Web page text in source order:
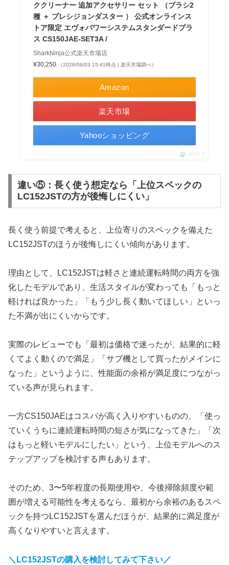
ククリーナー 追加アクセサリー セット （ブラシ2
種 ＋ プレシジョンダスター ） 公式オンラインス
トア限定 エヴォパワーシステムスタンダードプラ
ス CS150JAE-SET3A /
SharkNinja公式楽天市場店
¥30,250
（2026/08/03 15:41時点 | 楽天市場調べ）
Amazon
楽天市場
Yahooショッピング
ポチップ
違い⑤：長く使う想定なら「上位スペックの
LC152JSTの方が後悔しにくい」
長く使う前提で考えると、上位寄りのスペックを備えた
LC152JSTのほうが後悔しにくい傾向があります。
理由として、LC152JSTは軽さと連続運転時間の両方を強
化したモデルであり、生活スタイルが変わっても「もっと
軽ければ良かった」「もう少し長く動いてほしい」といっ
た不満が出にくいからです。
実際のレビューでも「最初は価格で迷ったが、結果的に軽
くてよく動くので満足」「サブ機として買ったがメインに
なった」というように、性能面の余裕が満足度につながっ
ている声が見られます。
一方CS150JAEはコスパが高く入りやすいものの、「使っ
ていくうちに連続運転時間の短さが気になってきた」「次
はもっと軽いモデルにしたい」という、上位モデルへのス
テップアップを検討する声もあります。
そのため、3〜5年程度の長期使用や、今後掃除頻度や範
囲が増える可能性を考えるなら、最初から余裕のあるスペ
ックを持つLC152JSTを選んだほうが、結果的に満足度が
高くなりやすいと言えます。
＼LC152JSTの購入を検討してみて下さい／